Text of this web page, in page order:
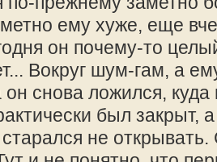
ему хуже, еще
он почему-то
Вокруг шум-гам, а
снова ложился, куда
был закрыт,
не